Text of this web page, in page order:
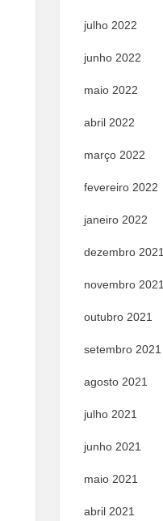
julho 2022
junho 2022
maio 2022
abril 2022
março 2022
fevereiro 2022
janeiro 2022
dezembro 2021
novembro 2021
outubro 2021
setembro 2021
agosto 2021
julho 2021
junho 2021
maio 2021
abril 2021